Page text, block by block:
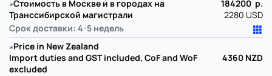
∗Стоимость в Москве и в городах на
Транссибирской магистрали
Срок доставки: 4-5 недель
184200 р.
2280 USD
∗Price in New Zealand
Import duties and GST included, CoF and WoF
excluded
4360 NZD